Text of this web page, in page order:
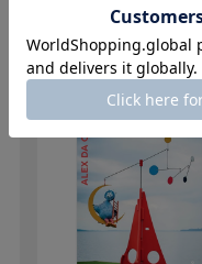
The Iguana
Alexander Calder